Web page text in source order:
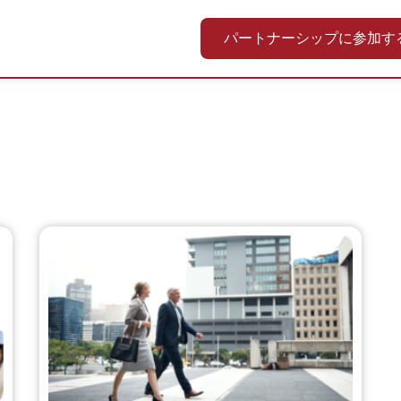
パートナーシップに参加す